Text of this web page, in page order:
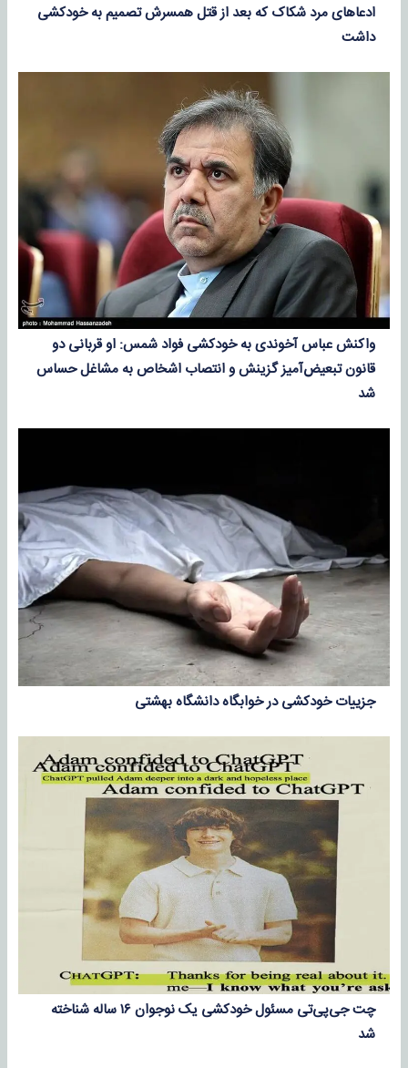
ادعاهای مرد شکاک که بعد از قتل همسرش تصمیم به خودکشی
داشت
واکنش عباس آخوندی به خودکشی فواد شمس: او قربانی دو
قانون تبعیض‌آمیز گزینش و انتصاب اشخاص به مشاغل حساس
شد
جزییات خودکشی در خوابگاه دانشگاه بهشتی
چت جی‌پی‌تی مسئول خودکشی یک نوجوان ۱۶ ساله شناخته
شد